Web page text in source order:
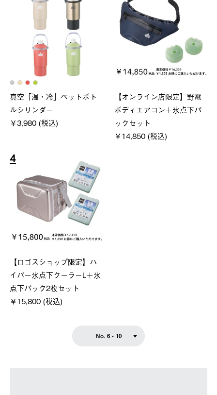
真空「温・冷」ペットボト
ルシリンダー
￥3,980 (税込)
【オンライン店限定】野電
ボディエアコン＋氷点下パ
ックセット
￥14,850 (税込)
4
【ロゴスショップ限定】ハ
イパー氷点下クーラーL＋氷
点下パック2枚セット
￥15,800 (税込)
No. 6 - 10